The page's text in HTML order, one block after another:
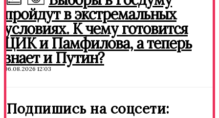
пройдут в экстремальных
условиях. К чему готовится
ЦИК и Памфилова, а теперь
знает и Путин?
06.08.2026 12:03
Подпишись на соцсети: